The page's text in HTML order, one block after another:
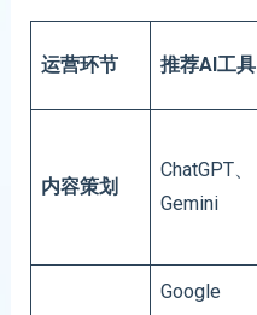
运营环节 推荐AI工具
内容策划
ChatGPT、
Gemini
Google